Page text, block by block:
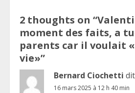
2 thoughts on “
moment des faits, a
parents car il voulait
vie»”
Bernard Ciochetti
16 mars 2025 à 12 h 40 min